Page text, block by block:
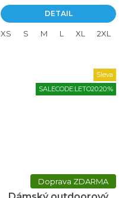
DETAIL
XS S M L XL 2XL
Sleva
SALECODE:LETO20:20:%
ZDARMA